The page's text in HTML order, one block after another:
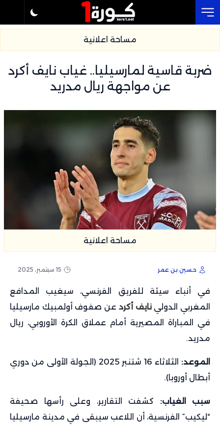
مساحة اعلانية
ضربة قاسية لمارسيليا.. غياب نايف أكرد
عن مواجهة ريال مدريد
مساحة اعلانية
حسين بن عمر 15 سبتمبر، 2025
في أنباء سيئة للفريق الفرنسي، سيغيب المدافع
المغربي الدولينايف أكرد عن صفوف أولمبيك مارسيليا
في المباراة المصيرية أمام عملاق الكرة الأوروبي، ريال
مدريد.
الموعد:
الثلاثاء 16 شتنبر 2025 (الجولة الأولى من دوري
أبطال أوروبا).
سبب الغياب: كشفت التقارير، وعلى رأسها صحيفة
“ليكيب” الفرنسية، أن اللاعب سيبقى في مدينة مارسيليا